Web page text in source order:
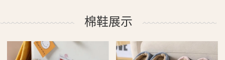
棉鞋展示